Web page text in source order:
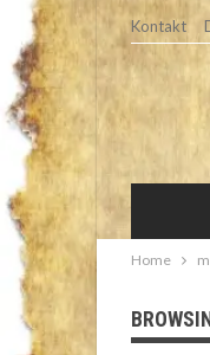
Kontakt
Home